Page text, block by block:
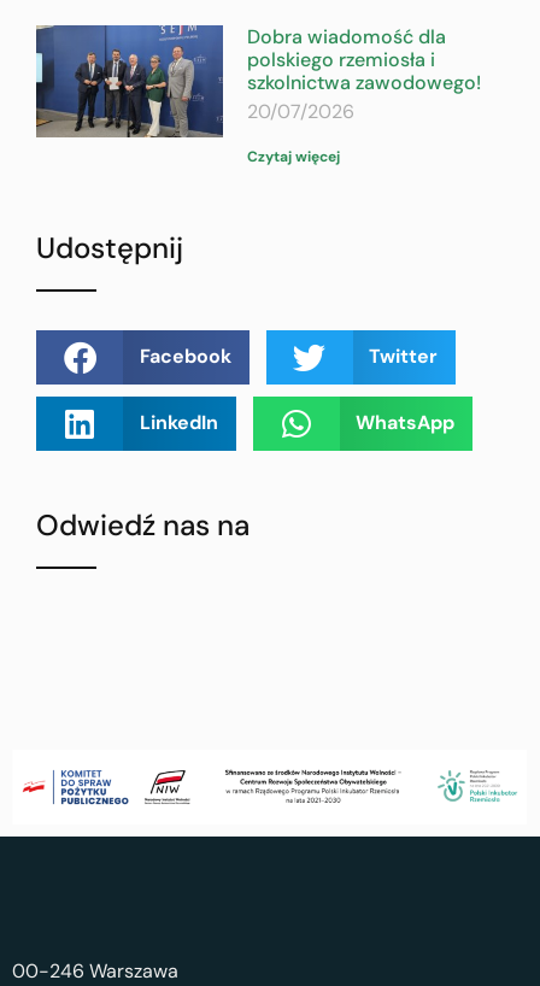
Dobra wiadomość dla
polskiego rzemiosła i
szkolnictwa zawodowego!
20/07/2026
Czytaj więcej
Udostępnij
Facebook Twitter
LinkedIn WhatsApp
Odwiedź nas na
00-246 Warszawa